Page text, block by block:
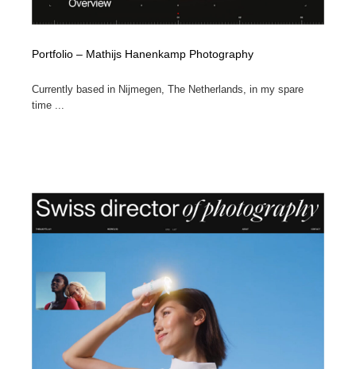
Portfolio – Mathijs Hanenkamp Photography
Currently based in Nijmegen, The Netherlands, in my spare
time ...